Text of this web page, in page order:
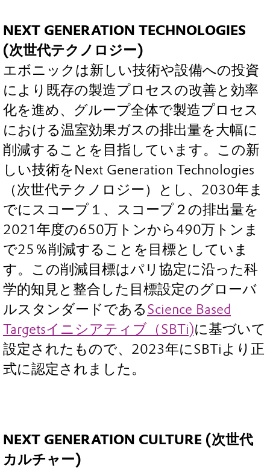
NEXT GENERATION TECHNOLOGIES
(次世代テクノロジー)
エボニックは新しい技術や設備への投資
により既存の製造プロセスの改善と効率
化を進め、グループ全体で製造プロセス
における温室効果ガスの排出量を大幅に
削減することを目指しています。この新
しい技術をNext Generation Technologies
（次世代テクノロジー）とし、2030年ま
でにスコープ１、スコープ２の排出量を
2021年度の650万トンから490万トンま
で25％削減することを目標としていま
す。この削減目標はパリ協定に沿った科
学的知見と整合した目標設定のグローバ
ルスタンダードであるScience Based
Targetsイニシアティブ（SBTi)に基づいて
設定されたもので、2023年にSBTiより正
式に認定されました。
NEXT GENERATION CULTURE (次世代
カルチャー)